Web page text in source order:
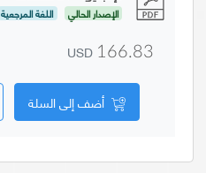
الإصدار الحالي اللغة المرجعية
USD 166.83
أضف إلى السلة